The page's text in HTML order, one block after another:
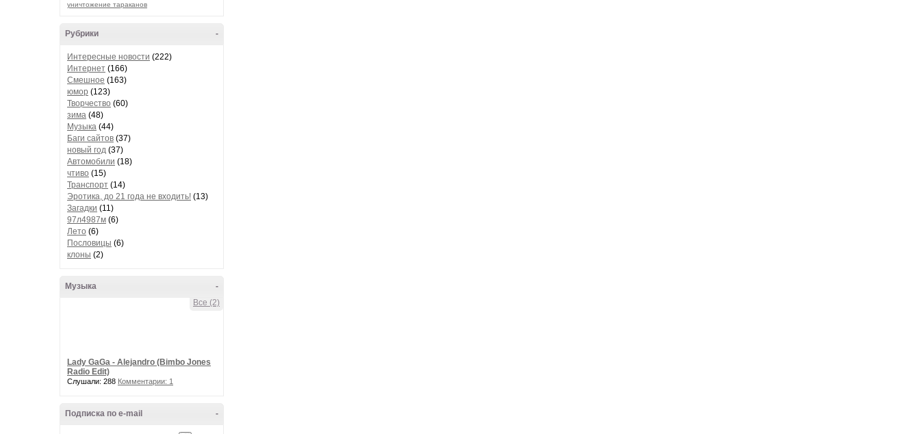
уничтожение тараканов
-
Рубрики
Интересные новости (222)
Интернет (166)
Смешное (163)
юмор (123)
Творчество (60)
зима (48)
Музыка (44)
Баги сайтов (37)
новый год (37)
Автомобили (18)
чтиво (15)
Транспорт (14)
Эротика, до 21 года не входить! (13)
Загадки (11)
97л4987м (6)
Лето (6)
Пословицы (6)
клоны (2)
-
Музыка
Все (2)
Lady GaGa - Alejandro (Bimbo Jones
Radio Edit)
Слушали: 288 Комментарии: 1
-
Подписка по e-mail